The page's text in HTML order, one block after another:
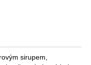
sirupem,